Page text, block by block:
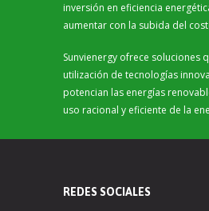
inversión en eficiencia
aumentar con la subida del
Sunvienergy ofrece soluciones
utilización de tecnologías
potencian las energías
uso racional y eficiente de la
REDES SOCIALES